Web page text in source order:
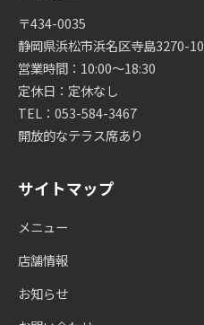
〒434-0035
静岡県浜松市浜名区寺島3270-10
営業時間：10:00〜18:30
定休日：定休なし
TEL：053-584-3467
開放的なテラス席あり
サイトマップ
メニュー
店舗情報
お知らせ